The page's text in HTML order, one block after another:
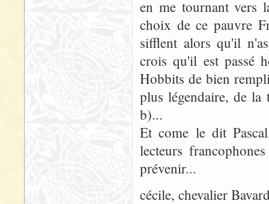
en me tournant vers
choix de ce pauvre
sifflent alors qu'il
crois qu'il est passé
Hobbits de bien
plus légendaire, de
b)...
Et come le dit
lecteurs
prévenir...
cécile, chevalier